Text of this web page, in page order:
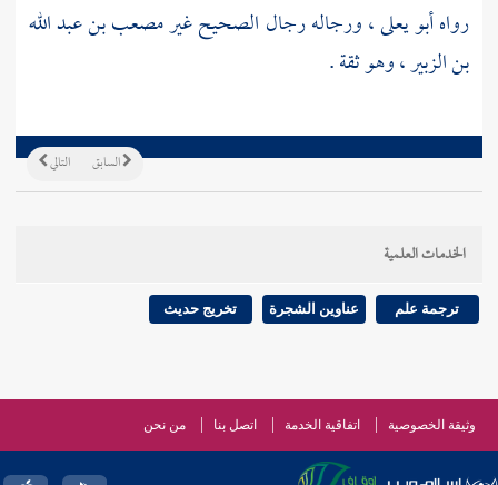
رواهأبو يعلى، ورجاله رجال الصحيح غيرمصعب بن عبد الله
بن الزبير، وهو ثقة .
التالي السابق
الخدمات العلمية
ترجمة علم عناوين الشجرة تخريج حديث
وثيقة الخصوصية اتفاقية الخدمة اتصل بنا من نحن